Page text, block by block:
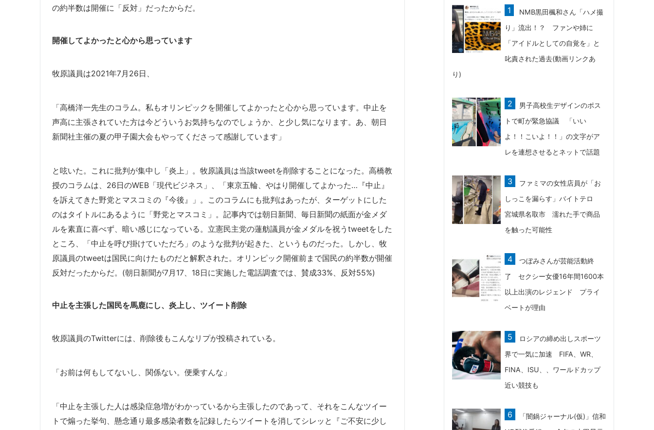
の約半数は開催に「反対」だったからだ。
開催してよかったと心から思っています
牧原議員は2021年7月26日、
「高橋洋一先生のコラム。私もオリンピックを開催してよかったと心から思っています。中止を
声高に主張されていた方は今どういうお気持ちなのでしょうか、と少し気になります。あ、朝日
新聞社主催の夏の甲子園大会もやってくださって感謝しています」
と呟いた。これに批判が集中し「炎上」。牧原議員は当該tweetを削除することになった。高橋教
授のコラムは、 26日のWEB「現代ビジネス」、「東京五輪、やはり開催してよかった…『中止』
を訴えてきた野党とマスコミの『今後』」。このコラムにも批判はあったが、ターゲットにした
のはタイトルにあるように「野党とマスコミ」。記事内では朝日新聞、毎日新聞の紙面が金メダ
ルを素直に喜べず、暗い感じになっている。立憲民主党の蓮舫議員が金メダルを祝うtweetをした
ところ、「中止を呼び掛けていただろ」のような批判が起きた、というものだった。しかし、牧
原議員のtweetは国民に向けたものだと解釈された。オリンピック開催前まで国民の約半数が開催
反対だったからだ。(朝日新聞が7月17、18日に実施した電話調査では、賛成33%、反対55%)
中止を主張した国民を馬鹿にし、炎上し、ツイート削除
牧原議員のTwitterには、削除後もこんなリプが投稿されている。
「お前は何もしてないし、関係ない。便乗すんな」
「中止を主張した人は感染症急増がわかっているから主張したのであって、それをこんなツイー
トで煽った挙句、懸念通り最多感染者数を記録したらツイートを消してシレッと『ご不安に少し
NMB黒田楓和さん「ハメ撮
り」流出！？ ファンや姉に
「アイドルとしての自覚を」と
叱責された過去(動画リンクあ
り)
男子高校生デザインのポス
トで町が緊急協議 「いい
よ！！こいよ！！」の文字がア
レを連想させるとネットで話題
ファミマの女性店員が「お
しっこを漏らす」バイトテロ
宮城県名取市 濡れた手で商品
を触った可能性
つぼみさんが芸能活動終
了 セクシー女優16年間1600本
以上出演のレジェンド プライ
ベートが理由
ロシアの締め出しスポーツ
界で一気に加速 FIFA、WR、
FINA、ISU、、ワールドカップ
近い競技も
「闇鍋ジャーナル(仮)」信和